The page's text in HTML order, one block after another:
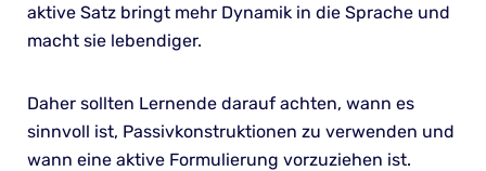
aktive Satz bringt mehr Dynamik in die Sprache und
macht sie lebendiger.
Daher sollten Lernende darauf achten, wann es
sinnvoll ist, Passivkonstruktionen zu verwenden und
wann eine aktive Formulierung vorzuziehen ist.